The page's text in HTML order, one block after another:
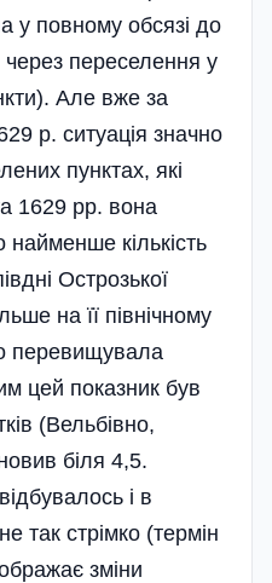
у повному обсязі до
через переселення у
Але вже за
р. ситуація значно
пунктах, які
1629 pp. вона
найменше кількість
Острозької
на її північному
перевищувала
цей показник був
(Вельбівно,
біля 4,5.
і в
так стрімко (термін
зміни